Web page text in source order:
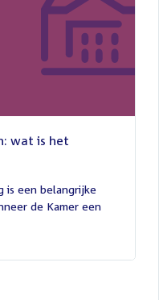
wat is het
is een belangrijke
de Kamer een